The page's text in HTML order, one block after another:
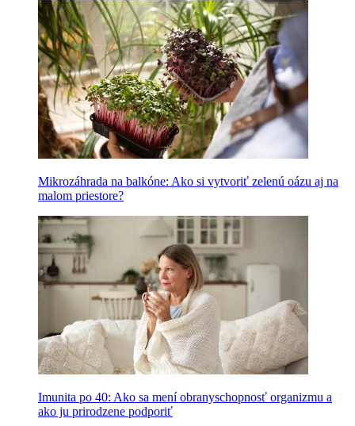
Mikrozáhrada na balkóne: Ako si vytvoriť zelenú oázu aj na
malom priestore?
Imunita po 40: Ako sa mení obranyschopnosť organizmu a
ako ju prirodzene podporiť